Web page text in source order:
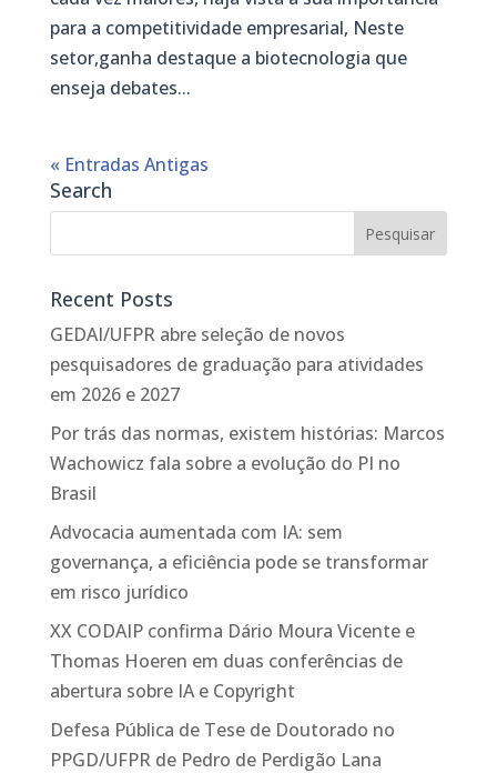
para a competitividade empresarial, Neste
setor,ganha destaque a biotecnologia que
enseja debates...
« Entradas Antigas
Search
Recent Posts
GEDAI/UFPR abre seleção de novos
pesquisadores de graduação para atividades
em 2026 e 2027
Por trás das normas, existem histórias: Marcos
Wachowicz fala sobre a evolução do PI no
Brasil
Advocacia aumentada com IA: sem
governança, a eficiência pode se transformar
em risco jurídico
XX CODAIP confirma Dário Moura Vicente e
Thomas Hoeren em duas conferências de
abertura sobre IA e Copyright
Defesa Pública de Tese de Doutorado no
PPGD/UFPR de Pedro de Perdigão Lana